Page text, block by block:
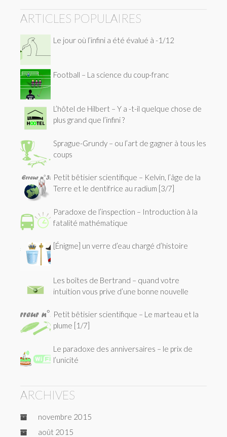
ARTICLES POPULAIRES
Le jour où l’infini a été évalué à -1/12
Football – La science du coup-franc
L’hôtel de Hilbert – Y a -t-il quelque chose de
plus grand que l’infini ?
Sprague-Grundy – ou l’art de gagner à tous les
coups
Petit bêtisier scientifique – Kelvin, l’âge de la
Terre et le dentifrice au radium [3/7]
Paradoxe de l’inspection – Introduction à la
fatalité mathématique
[Énigme] un verre d’eau chargé d’histoire
Les boîtes de Bertrand – quand votre
intuition vous prive d’une bonne nouvelle
Petit bêtisier scientifique – Le marteau et la
plume [1/7]
Le paradoxe des anniversaires – le prix de
l’unicité
ARCHIVES
novembre 2015
août 2015